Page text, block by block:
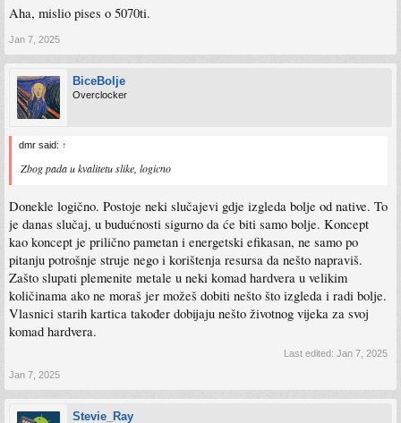
Aha, mislio pises o 5070ti.
Jan 7, 2025
BiceBolje
Overclocker
dmr said: ↑
Zbog pada u kvalitetu slike, logicno
Donekle logično. Postoje neki slučajevi gdje izgleda bolje od native. To
je danas slučaj, u budućnosti sigurno da će biti samo bolje. Koncept
kao koncept je prilično pametan i energetski efikasan, ne samo po
pitanju potrošnje struje nego i korištenja resursa da nešto napraviš.
Zašto slupati plemenite metale u neki komad hardvera u velikim
količinama ako ne moraš jer možeš dobiti nešto što izgleda i radi bolje.
Vlasnici starih kartica također dobijaju nešto životnog vijeka za svoj
komad hardvera.
Last edited: Jan 7, 2025
Jan 7, 2025
Stevie_Ray